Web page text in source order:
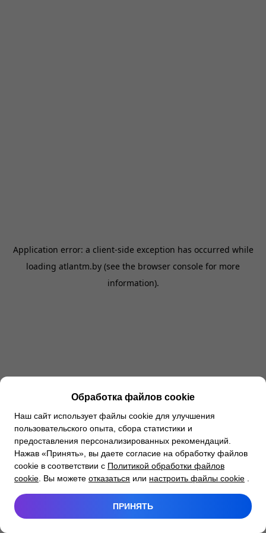
Application error: a client-side exception has occurred while
loading atlantm.by (see the browser console for more
information).
Обработка файлов cookie
Наш сайт использует файлы cookie для улучшения
пользовательского опыта, сбора статистики и
предоставления персонализированных рекомендаций.
Нажав «Принять», вы даете согласие на обработку файлов
cookie в соответствии с Политикой обработки файлов
cookie . Вы можете отказаться или настроить файлы cookie
ПРИНЯТЬ